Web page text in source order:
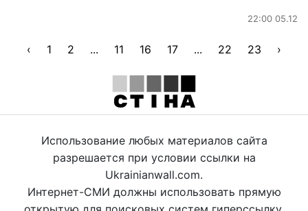
22:00 05.12
‹ 1 2 ... 11 16 17 ... 22 23 ›
Использование любых материалов сайта
разрешается при условии ссылки на
Ukrainianwall.com.
Интернет-СМИ должны использовать прямую